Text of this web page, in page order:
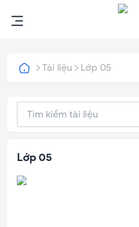
Tài liệu Lớp 05
Lớp 05